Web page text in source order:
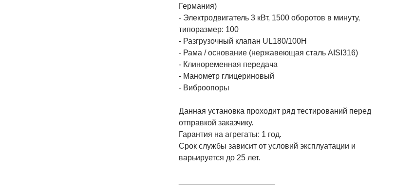
Германия)
- Электродвигатель 3 кВт, 1500 оборотов в минуту,
типоразмер: 100
- Разгрузочный клапан UL180/100H
- Рама / основание (нержавеющая сталь AISI316)
- Клиноременная передача
- Манометр глицериновый
- Виброопоры
Данная установка проходит ряд тестирований перед
отправкой заказчику.
Гарантия на агрегаты: 1 год.
Срок службы зависит от условий эксплуатации и
варьируется до 25 лет.